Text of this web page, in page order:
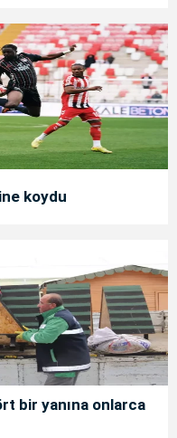
koydu
bir yanına onlarca